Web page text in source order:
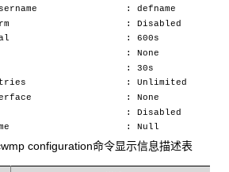
username : defname
inform : Disabled
interval : 600s
time : None
: 30s
retries : Unlimited
interface : None
state : Disabled
name : Null
configuration命令显示信息描述表